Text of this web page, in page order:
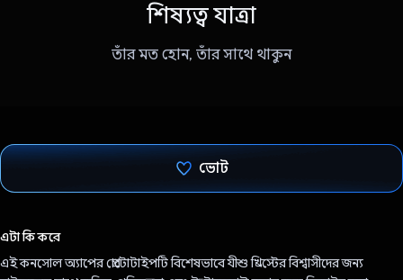
শিষ্যত্ব যাত্রা
তাঁর মত হোন, তাঁর সাথে থাকুন
ভোট
এটা কি করে
এই কনসোল অ্যাপের প্রোটোটাইপটি বিশেষভাবে যীশু খ্রিস্টের বিশ্বাসীদের জন্য